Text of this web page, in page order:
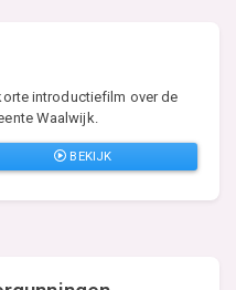
introductiefilm over de
Waalwijk.
BEKIJK